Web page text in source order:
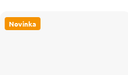
Novinka